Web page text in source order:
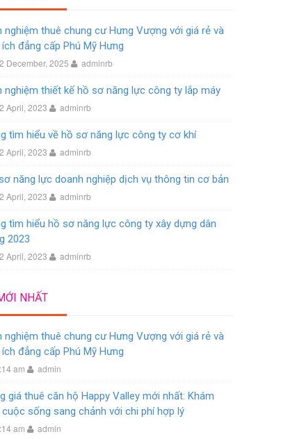
nghiệm thuê chung cư Hưng Vượng với giá rẻ và
đẳng cấp Phú Mỹ Hưng
December, 2025 adminrb
nghiệm thiết kế hồ sơ năng lực công ty lắp máy
April, 2023 adminrb
tìm hiểu về hồ sơ năng lực công ty cơ khí
April, 2023 adminrb
năng lực doanh nghiệp dịch vụ thông tin cơ bản
April, 2023 adminrb
tìm hiểu hồ sơ năng lực công ty xây dựng dân
2023
April, 2023 adminrb
NHẤT
nghiệm thuê chung cư Hưng Vượng với giá rẻ và
đẳng cấp Phú Mỹ Hưng
am admin
giá thuê căn hộ Happy Valley mới nhất: Khám
cuộc sống sang chảnh với chi phí hợp lý
am admin